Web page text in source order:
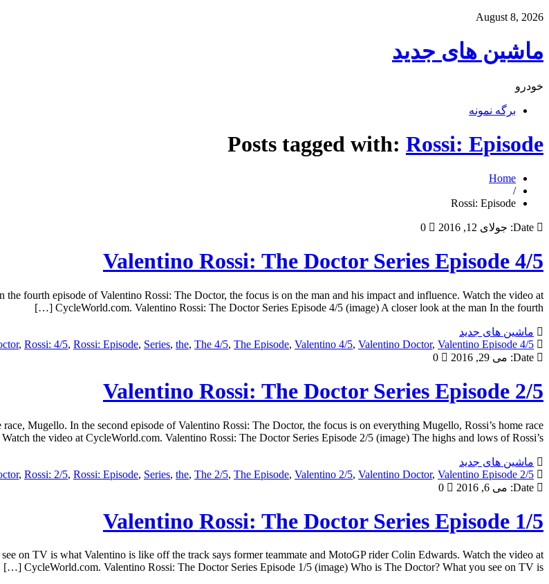
August 8, 2026
ماشین های جدید
خودرو
برگه نمونه
Posts tagged with: Rossi: Episode
Home
/
Rossi: Episode
Date: جولای 12, 2016 0
Valentino Rossi: The Doctor Series Episode 4/5
fourth episode of Valentino Rossi: The Doctor, the focus is on the man and his impact and influence. Watch the video at
CycleWorld.com. Valentino Rossi: The Doctor Series Episode 4/5 (image) A closer look at the man In the fourth […]
ماشین های جدید
4/5 Doctor
, Rossi: 4/5, Rossi: Episode, Series, the, The 4/5, The Episode, Valentino 4/5, Valentino Doctor, Valentino Episode
Date: می 29, 2016 0
Valentino Rossi: The Doctor Series Episode 2/5
Mugello. In the second episode of Valentino Rossi: The Doctor, the focus is on everything Mugello, Rossi’s home race
the video at CycleWorld.com. Valentino Rossi: The Doctor Series Episode 2/5 (image) The highs and lows of Rossi’s […]
ماشین های جدید
2/5 Doctor
, Rossi: 2/5, Rossi: Episode, Series, the, The 2/5, The Episode, Valentino 2/5, Valentino Doctor, Valentino Episode
Date: می 6, 2016 0
Valentino Rossi: The Doctor Series Episode 1/5
on TV is what Valentino is like off the track says former teammate and MotoGP rider Colin Edwards. Watch the video at
CycleWorld.com. Valentino Rossi: The Doctor Series Episode 1/5 (image) Who is The Doctor? What you see on TV is […]